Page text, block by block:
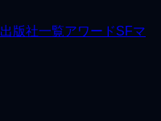
出版社一覧アワードSFマ